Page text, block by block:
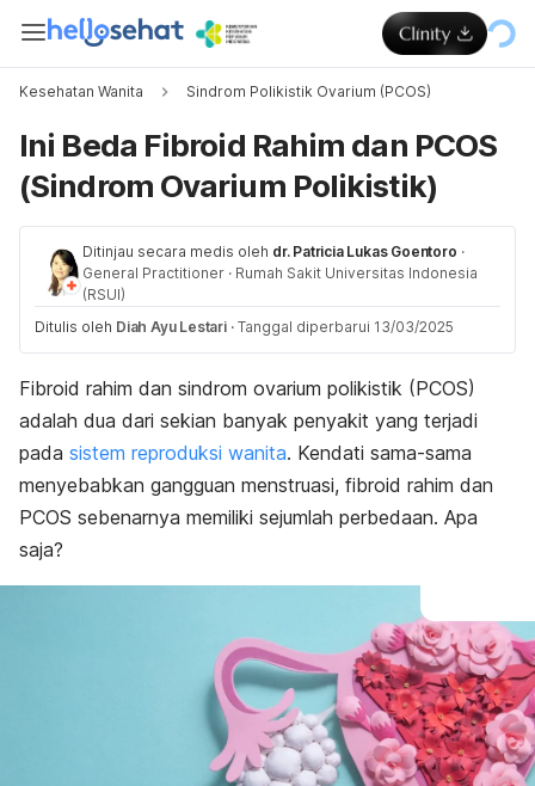
Kesehatan Wanita Sindrom Polikistik Ovarium (PCOS)
Ini Beda Fibroid Rahim dan PCOS
(Sindrom Ovarium Polikistik)
Ditinjau secara medis oleh dr. Patricia Lukas Goentoro ·
General Practitioner · Rumah Sakit Universitas Indonesia
(RSUI)
Ditulis oleh Diah Ayu Lestari · Tanggal diperbarui 13/03/2025
Fibroid rahim dan sindrom ovarium polikistik (PCOS)
adalah dua dari sekian banyak penyakit yang terjadi
pada sistem reproduksi wanita. Kendati sama-sama
menyebabkan gangguan menstruasi, fibroid rahim dan
PCOS sebenarnya memiliki sejumlah perbedaan. Apa
saja?